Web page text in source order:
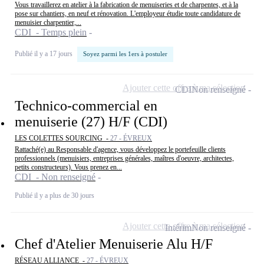
Vous travaillerez en atelier à la fabrication de menuiseries et de charpentes, et à la
pose sur chantiers, en neuf et rénovation. L'employeur étudie toute candidature de
menuisier charpentier,...
CDI - Temps plein
Publié il y a 17 jours Soyez parmi les 1ers à postuler
Technico-commercial en
menuiserie (27) H/F (CDI)
LES COLETTES SOURCING - 27 - ÉVREUX
Rattaché(e) au Responsable d'agence, vous développez le portefeuille clients
professionnels (menuisiers, entreprises générales, maîtres d'oeuvre, architectes,
petits constructeurs). Vous prenez en...
CDI - Non renseigné
Publié il y a plus de 30 jours
CDINon renseigné
Ajouter cette offre à ma sélection
Chef d'Atelier Menuiserie Alu H/F
RÉSEAU ALLIANCE - 27 - ÉVREUX
IntérimNon renseigné
Ajouter cette offre à ma sélection